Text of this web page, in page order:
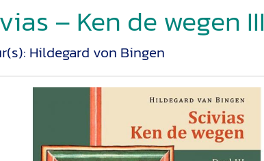
– Ken de wegen III
Hildegard von Bingen